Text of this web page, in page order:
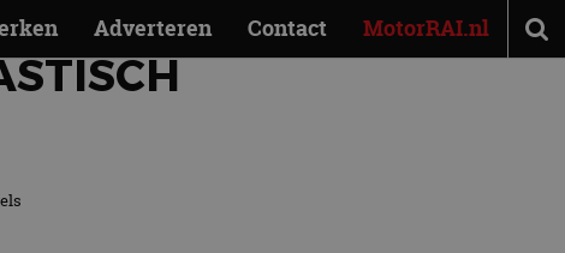
Adverteren Contact MotorRAI.nl